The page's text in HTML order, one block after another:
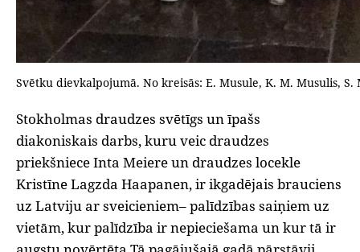
Svētku dievkalpojumā. No kreisās: E. Musule, K. M. Musulis, S.
Stokholmas draudzes svētīgs un īpašs
diakoniskais darbs, kuru veic draudzes
priekšniece Inta Meiere un draudzes locekle
Kristīne Lagzda Haapanen, ir ikgadējais brauciens
uz Latviju ar sveicieniem– palīdzības saiņiem uz
vietām, kur palīdzība ir nepieciešama un kur tā ir